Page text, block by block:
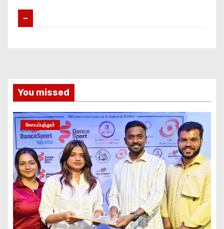
–
You missed
கோயம்புத்தூர்